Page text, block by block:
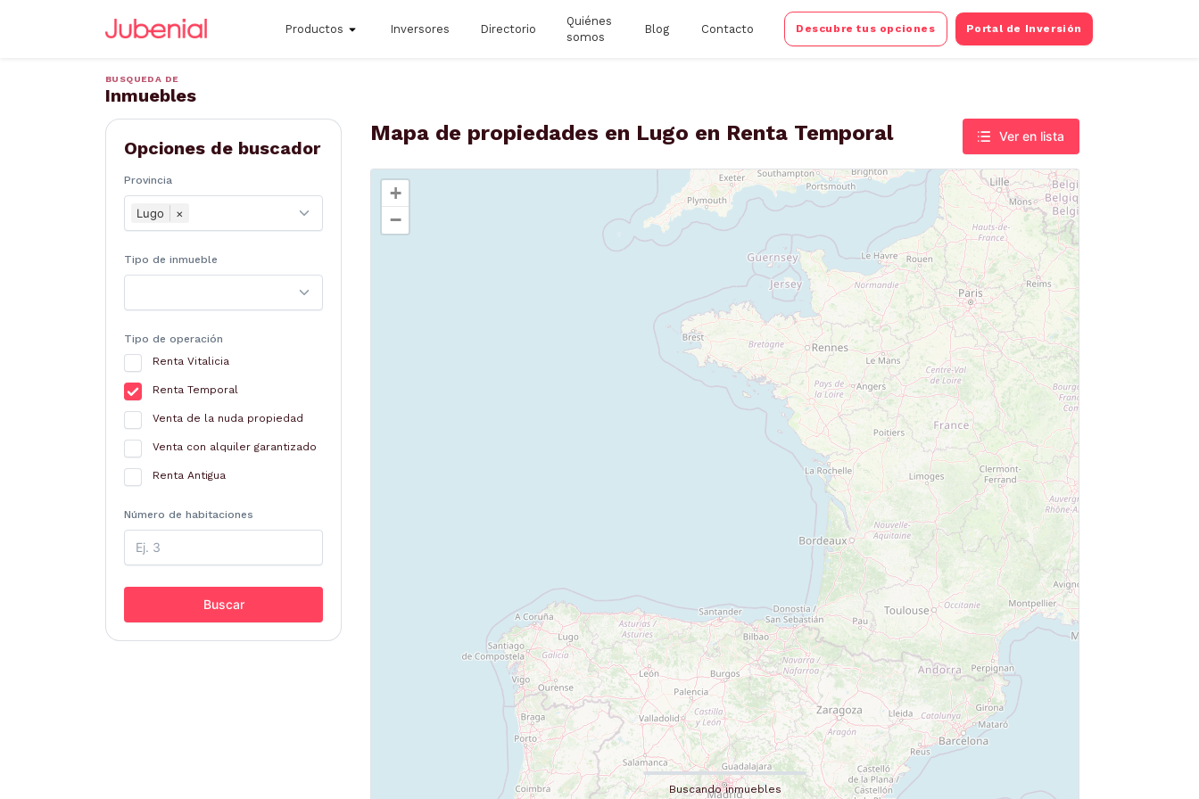
Productos Inversores Directorio
Quiénes
somos
Blog Contacto Descubre tus opciones Portal de Inversión
BUSQUEDA DE
Inmuebles
Opciones de buscador
Provincia
Lugo ×
Tipo de inmueble
Tipo de operación
Renta Vitalicia
Renta Temporal
Venta de la nuda propiedad
Venta con alquiler garantizado
Renta Antigua
Número de habitaciones
Buscar
Mapa de propiedades en Lugo en Renta Temporal Ver en lista
+
−
Buscando inmuebles